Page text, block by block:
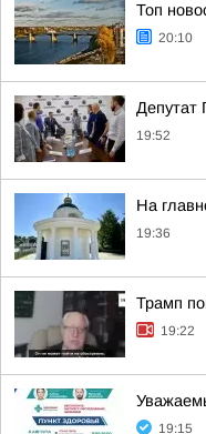
Топ
20:10
Депутат
19:52
На
19:36
Трамп
19:22
19:15